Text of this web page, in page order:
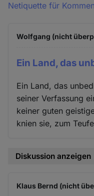
Netiquette für
Wolfgang (nicht
Ein Land, das
Ein Land, das
seiner Verfassung
keiner guten
knien sie, zum
Diskussion anzeigen
Klaus Bernd (nicht